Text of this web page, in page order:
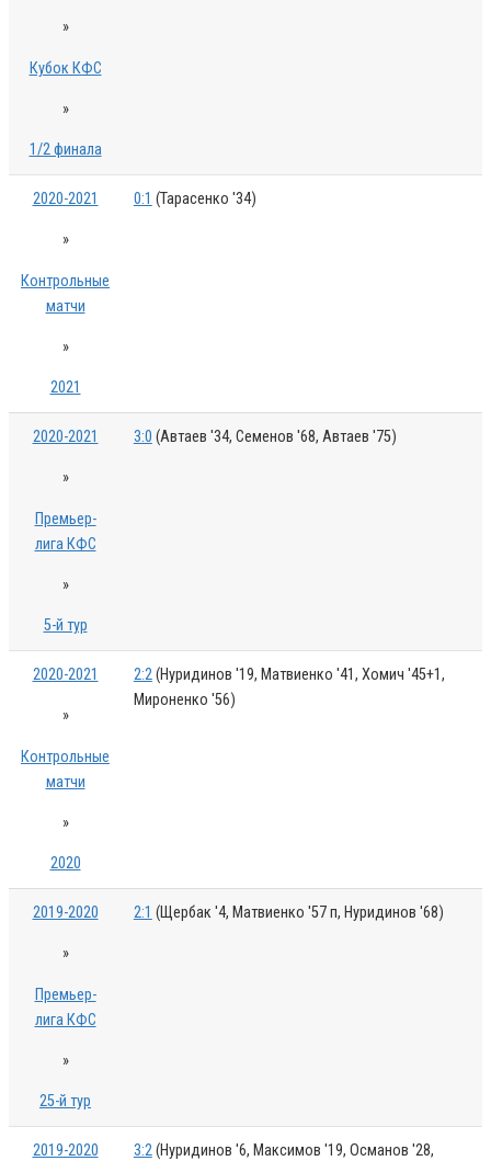
»
Кубок КФС
»
1/2 финала
2020-2021
»
Контрольные
матчи
»
2021
0:1 (Тарасенко '34)
2020-2021
»
Премьер-
лига КФС
»
5-й тур
3:0 (Автаев '34, Семенов '68, Автаев '75)
2020-2021
»
Контрольные
матчи
»
2020
2:2(Нуридинов '19, Матвиенко '41, Хомич '45+1,
Мироненко '56)
2019-2020
»
Премьер-
лига КФС
»
25-й тур
2:1 (Щербак '4, Матвиенко '57 п, Нуридинов '68)
2019-2020 3:2(Нуридинов '6, Максимов '19, Османов '28,